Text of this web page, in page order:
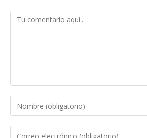
Comentario
Introduce
tu
nombre
Introduce